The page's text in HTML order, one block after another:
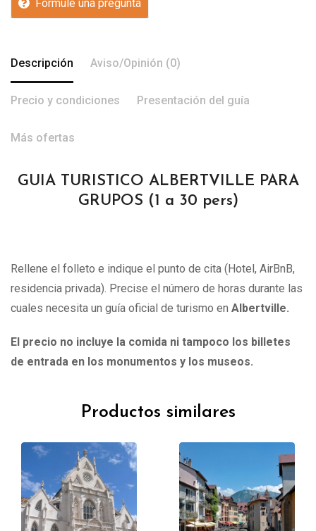
Formule una pregunta
Descripción Aviso/Opinión (0)
Precio y condiciones Presentación del guía
Más ofertas
GUIA TURISTICO ALBERTVILLE PARA
GRUPOS (1 a 30 pers)
Rellene el folleto e indique el punto de cita (Hotel, AirBnB,
residencia privada). Precise el número de horas durante las
cuales necesita un guía oficial de turismo en Albertville.
El precio no incluye la comida ni tampoco los billetes
de entrada en los monumentos y los museos.
Productos similares